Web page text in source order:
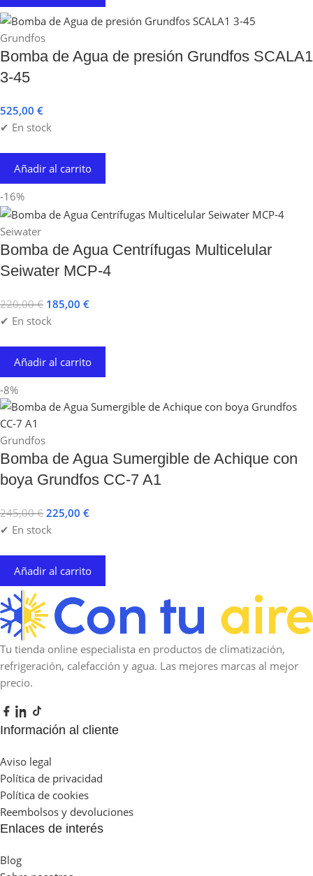
Grundfos
Bomba de Agua de presión Grundfos SCALA1
3-45
525,00 €
✔ En stock
Añadir al carrito
-16%
Seiwater
Bomba de Agua Centrífugas Multicelular
Seiwater MCP-4
220,00€ 185,00 €
✔ En stock
Añadir al carrito
-8%
Grundfos
Bomba de Agua Sumergible de Achique con
boya Grundfos CC-7 A1
245,00€ 225,00 €
✔ En stock
Añadir al carrito
Tu tienda online especialista en productos de climatización,
refrigeración, calefacción y agua. Las mejores marcas al mejor
precio.
Información al cliente
Aviso legal
Política de privacidad
Política de cookies
Reembolsos y devoluciones
Enlaces de interés
Blog